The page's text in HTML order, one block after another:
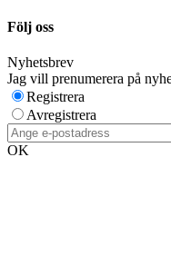
Följ oss
Nyhetsbrev
Jag vill prenumerera på
Registrera
Avregistrera
OK